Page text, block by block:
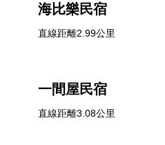
海比樂民宿
直線距離2.99公里
一間屋民宿
直線距離3.08公里